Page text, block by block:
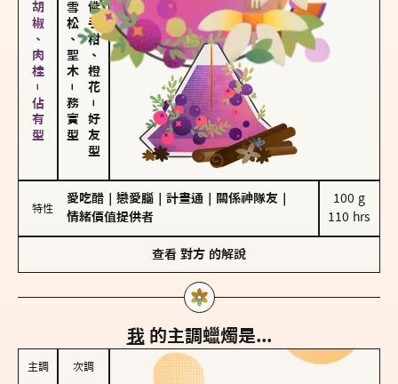
胡椒、肉桂－佔有型 雪松、聖木
－
務實型
佛手柑、橙花
－
好友型
特性
愛吃醋 戀愛腦 計畫通 關係神隊友
情緒價值提供者
100 g
110 hrs
查看 對方 的解說
我 的主調蠟燭是...
主調 次調